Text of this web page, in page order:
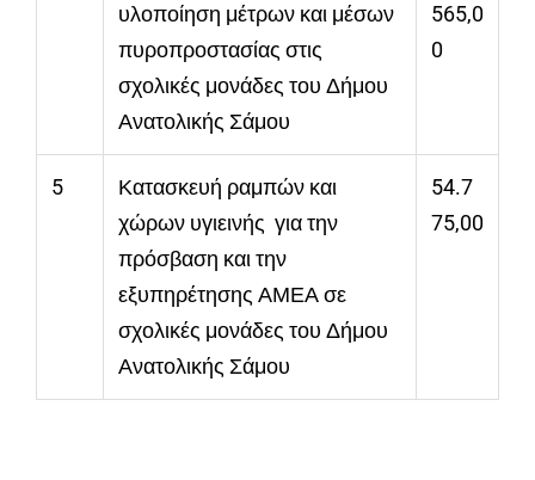
υλοποίηση μέτρων και μέσων
πυροπροστασίας στις
σχολικές μονάδες του Δήμου
Ανατολικής Σάμου
565,0
0
5
Κατασκευή ραμπών και
χώρων υγιεινής για την
πρόσβαση και την
εξυπηρέτησης ΑΜΕΑ σε
σχολικές μονάδες του Δήμου
Ανατολικής Σάμου
54.7
75,00